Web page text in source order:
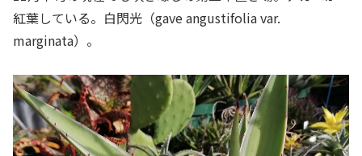
紅葉している。白閃光（gave angustifolia var.
marginata）。